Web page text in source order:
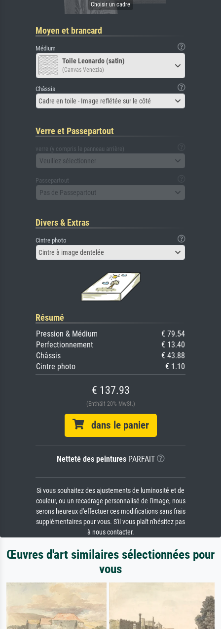
Moyen et brancard
Médium
Toile Leonardo (satin)
(Canvas Venezia)
Châssis
Cadre en toile - Image reflétée sur le côté
Verre et Passepartout
verre (y compris le panneau arrière)
Veuillez sélectionner
Passepartout
Pas de Passepartout
Divers & Extras
Cintre photo
Cintre à image dentelée
Résumé
Pression & Médium
€ 79.54
Perfectionnement
€ 13.40
Châssis
€ 43.88
Cintre photo
€ 1.10
€ 137.93
(Enthält 20% MwSt.)
dans le panier
Netteté des peinturesPARFAIT
Si vous souhaitez des ajustements de luminosité et de
couleur, ou un recadrage personnalisé de l'image, nous
serons heureux d'effectuer ces modifications sans frais
supplémentaires pour vous. S'il vous plaît n'hésitez pas
à nous contacter.
Œuvres d'art similaires sélectionnées pour
vous